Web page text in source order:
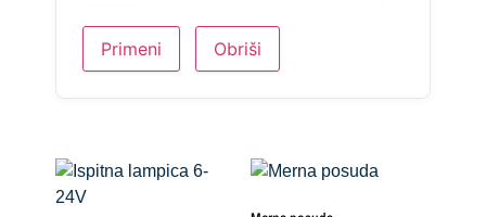
Primeni Obriši